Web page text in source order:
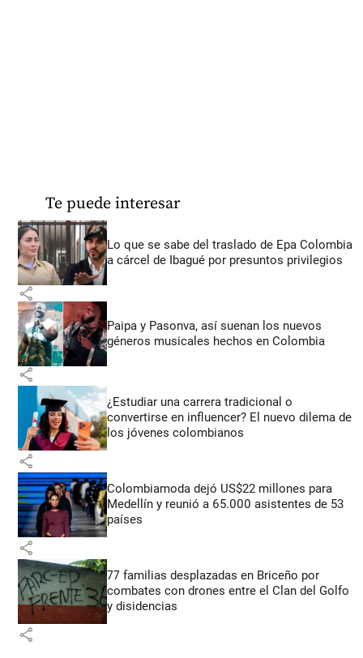
Te puede interesar
Lo que se sabe del traslado de Epa Colombia
a cárcel de Ibagué por presuntos privilegios
share
Paipa y Pasonva, así suenan los nuevos
géneros musicales hechos en Colombia
share
¿Estudiar una carrera tradicional o
convertirse en influencer? El nuevo dilema de
los jóvenes colombianos
share
Colombiamoda dejó US$22 millones para
Medellín y reunió a 65.000 asistentes de 53
países
share
77 familias desplazadas en Briceño por
combates con drones entre el Clan del Golfo
y disidencias
share